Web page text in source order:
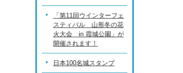
「第11回ウインターフェ
スティバル 山形冬の花
火大会 in 霞城公園」が
開催されます！
日本100名城スタンプ